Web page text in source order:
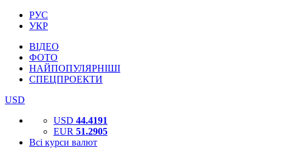
РУС
УКР
ВІДЕО
ФОТО
НАЙПОПУЛЯРНІШІ
СПЕЦПРОЕКТИ
USD
USD 44.4191
EUR 51.2905
Всі курси валют